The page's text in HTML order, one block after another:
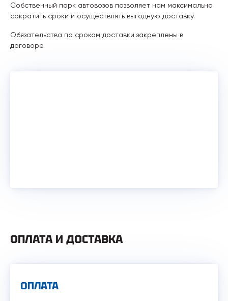
Собственный парк автовозов позволяет нам максимально
сократить сроки и осуществлять выгодную доставку.
Обязательства по срокам доставки закреплены в
договоре.
ОПЛАТА И ДОСТАВКА
ОПЛАТА